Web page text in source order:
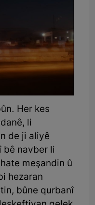
Her kes
li
de ji aliyê
bê navber li
meşandin û
hezaran
bûne qurbanî